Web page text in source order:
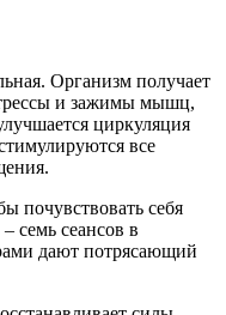
Организм получает
и зажимы мышц,
циркуляция
все
почувствовать себя
семь сеансов в
дают потрясающий